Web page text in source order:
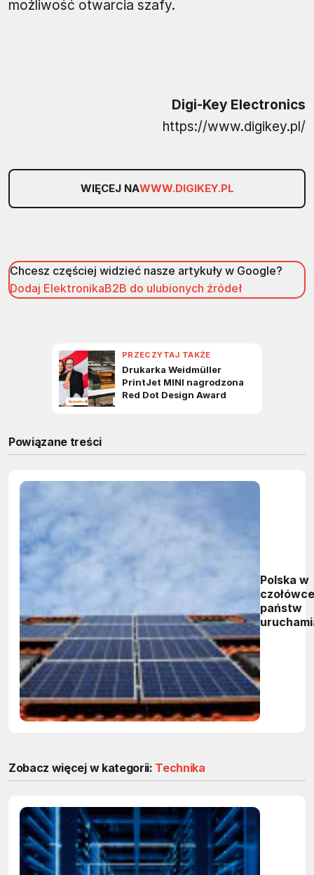
możliwość otwarcia szafy.
Digi-Key Electronics
https://www.digikey.pl/
WIĘCEJ NAWWW.DIGIKEY.PL
Chcesz częściej widzieć nasze artykuły w Google?
Dodaj ElektronikaB2B do ulubionych źródeł
Powiązane treści
Polska w
czołówce
państw
Zobacz więcej w kategorii: Technika